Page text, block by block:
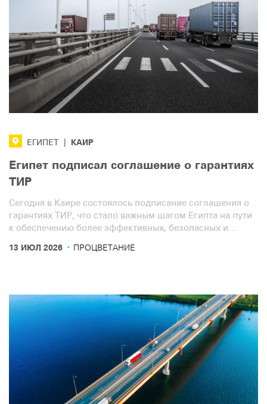
ЕГИПЕТ КАИР
Египет подписал соглашение о гарантиях
ТИР
Сегодня в Каире состоялось подписание соглашения о
гарантиях ТИР, что стало важным шагом Египта на пути
к обеспечению более эффективных, безопасных и
перевозок и торговли.
13 ИЮЛ 2026 · ПРОЦВЕТАНИЕ